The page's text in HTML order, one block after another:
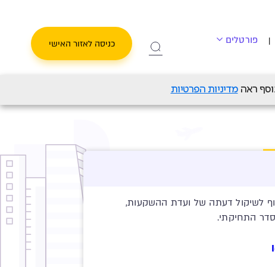
| פורטלים כניסה לאזור האישי
מדיניות הפרטיותמסלול כללי
לשיקול דעתה של ועדת ההשקעות,
התחיקתי.